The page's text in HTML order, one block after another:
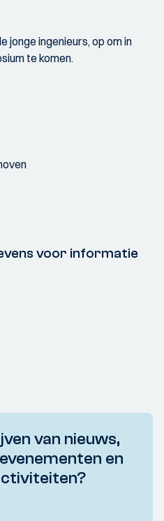
jonge ingenieurs, op om in
te komen.
voor informatie
van nieuws,
en